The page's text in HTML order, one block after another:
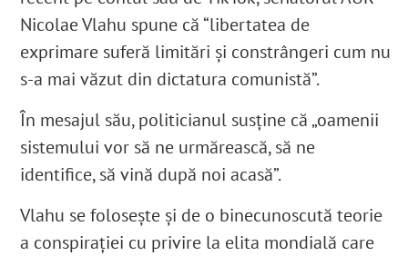
Nicolae Vlahu spune că “libertatea de
exprimare suferă limitări și constrângeri cum nu
s-a mai văzut din dictatura comunistă”.
În mesajul său, politicianul susține că „oamenii
sistemului vor să ne urmărească, să ne
identifice, să vină după noi acasă”.
Vlahu se folosește și de o binecunoscută teorie
a conspirației cu privire la elita mondială care